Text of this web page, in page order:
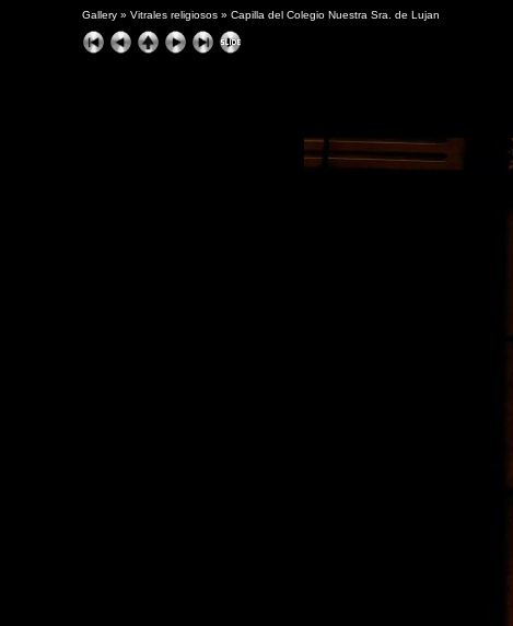
Gallery » Vitrales religiosos » Capilla del Colegio Nuestra Sra. de Lujan